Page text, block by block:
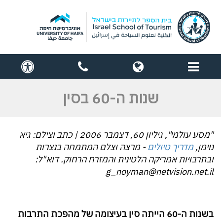
תפריט globe
contact
us
שנות ה-60 בסין
"מסע עולמי", גיליון 60, דצמבר 2006 | כתב וצילם: גיא
נוימן,מדריך טיולים - מרצה וצלם המתמחה בנצרות
ובתרבויות אמריקה הלטינית והמזרח הרחוק. דוא"ל:
g_noyman@netvision.net.il
בשנות ה-60 הייתה סין בעיצומה של מהפכת התרבות